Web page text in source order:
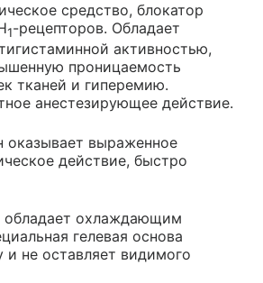
средство, блокатор
1-рецепторов. Обладает
активностью,
проницаемость
тканей и гиперемию.
анестезирующее действие.
оказывает выраженное
действие, быстро
обладает охлаждающим
гелевая основа
не оставляет видимого